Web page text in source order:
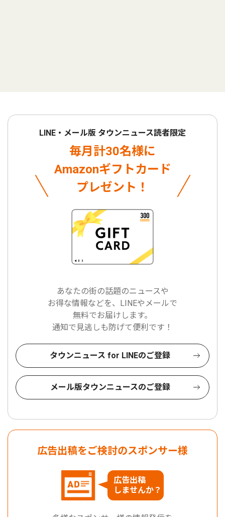
LINE・メール版 タウンニュース読者限定
毎月計30名様に
Amazonギフトカード
プレゼント！
あなたの街の話題のニュースや
お得な情報などを、LINEやメールで
無料でお届けします。
通知で見逃しも防げて便利です！
タウンニュース for LINEのご登録
メール版タウンニュースのご登録
広告出稿をご検討のスポンサー様
広告出稿
しませんか？